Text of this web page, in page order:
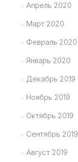
Апрель 2020
Март 2020
Февраль 2020
Январь 2020
Декабрь 2019
Ноябрь 2019
Октябрь 2019
Сентябрь 2019
Август 2019